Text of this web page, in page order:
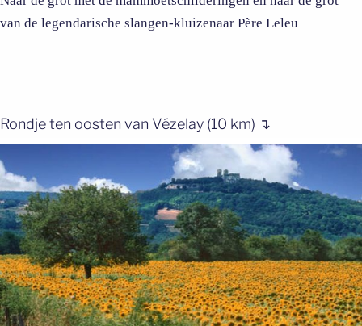
van de legendarische slangen-kluizenaar Père Leleu
Rondje ten oosten van Vézelay (10 km) ↴